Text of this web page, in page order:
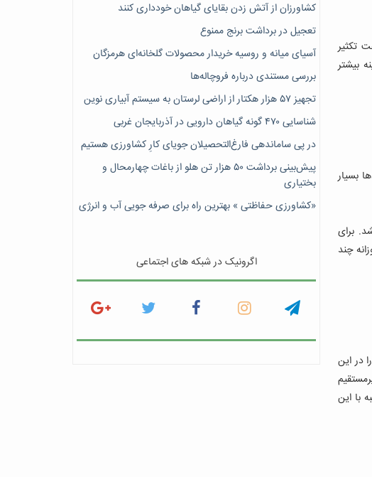
تکثیر
بیشتر
بسیار
دهید به مدت ۱۰ تا ۱۵ دقیقه دم بکشد. برای
روزانه چند
را در این
مدت ۲ تا ۳ ساعت در حرارت غیرمستقیم
با این
کشاورزان از آتش زدن بقایای گیاهان خودداری کنند
تعجیل در برداشت برنج ممنوع
آسیای میانه و روسیه خریدار محصولات گلخانه‌ای هرمزگان
بررسی مستندی درباره فروچاله‌ها
تجهیز ۵۷ هزار هکتار از اراضی لرستان به سیستم آبیاری نوین
شناسایی ۴۷٠ گونه گیاهان دارویی در آذربایجان غربی
در پی ساماندهی فارغ‌التحصیلان جویای کارِ کشاورزی هستیم
پیش‎‌بینی برداشت ۵۰ هزار تن هلو از باغات چهارمحال و
بختیاری
«کشاورزی حفاظتی » بهترین راه برای صرفه جویی آب و انرژی
اگرونیک در شبکه های اجتماعی